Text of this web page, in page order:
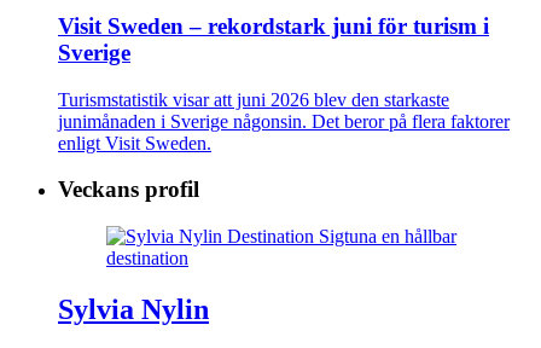
Visit Sweden – rekordstark juni för turism i
Sverige
Turismstatistik visar att juni 2026 blev den starkaste
junimånaden i Sverige någonsin. Det beror på flera faktorer
enligt Visit Sweden.
Veckans profil
Sylvia Nylin